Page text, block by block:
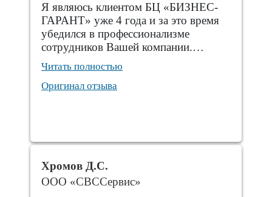
Я являюсь клиентом БЦ «БИЗНЕС-
ГАРАНТ» уже 4 года и за это время
убедился в профессионализме
сотрудников Вашей компании.…
Читать полностью
Оригинал отзыва
Хромов Д.С.
ООО «СВССервис»